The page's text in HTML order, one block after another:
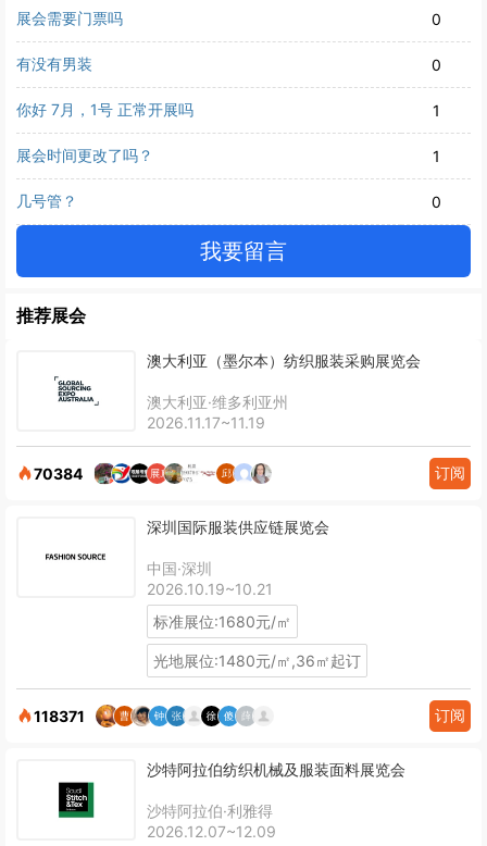
展会需要门票吗 0
有没有男装 0
你好 7月，1号 正常开展吗 1
展会时间更改了吗？ 1
几号管？ 0
我要留言
推荐展会
澳大利亚（墨尔本）纺织服装采购展览会
澳大利亚·维多利亚州
2026.11.17~11.19
70384 订阅
深圳国际服装供应链展览会
中国·深圳
2026.10.19~10.21
标准展位:1680元/㎡
光地展位:1480元/㎡,36㎡起订
118371 订阅
沙特阿拉伯纺织机械及服装面料展览会
沙特阿拉伯·利雅得
2026.12.07~12.09